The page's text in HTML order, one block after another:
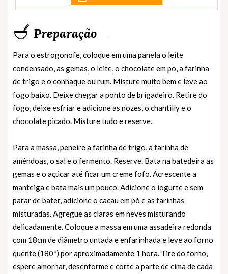
Preparação
Para o estrogonofe, coloque em uma panela o leite
condensado, as gemas, o leite, o chocolate em pó, a farinha
de trigo e o conhaque ou rum. Misture muito bem e leve ao
fogo baixo. Deixe chegar a ponto de brigadeiro. Retire do
fogo, deixe esfriar e adicione as nozes, o chantilly e o
chocolate picado. Misture tudo e reserve.
Para a massa, peneire a farinha de trigo, a farinha de
amêndoas, o sal e o fermento. Reserve. Bata na batedeira as
gemas e o açúcar até ficar um creme fofo. Acrescente a
manteiga e bata mais um pouco. Adicione o iogurte e sem
parar de bater, adicione o cacau em pó e as farinhas
misturadas. Agregue as claras em neves misturando
delicadamente. Coloque a massa em uma assadeira redonda
com 18cm de diâmetro untada e enfarinhada e leve ao forno
quente (180º) por aproximadamente 1 hora. Tire do forno,
espere amornar, desenforme e corte a parte de cima de cada